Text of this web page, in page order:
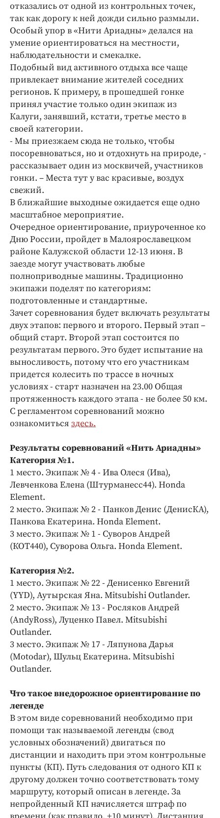
отказались от одной из контрольных точек,
так как дорогу к ней дожди сильно размыли.
Особый упор в «Нити Ариадны» делался на
умение ориентироваться на местности,
наблюдательности и смекалке.
Подобный вид активного отдыха все чаще
привлекает внимание жителей соседних
регионов. К примеру, в прошедшей гонке
принял участие только один экипаж из
Калуги, занявший, кстати, третье место в
своей категории.
- Мы приезжаем сюда не только, чтобы
посоревноваться, но и отдохнуть на природе, -
рассказывает один из москвичей, участников
гонки. – Места тут у вас красивые, воздух
свежий.
В ближайшие выходные ожидается еще одно
масштабное мероприятие.
Очередное ориентирование, приуроченное ко
Дню России, пройдет в Малоярославецком
районе Калужской области 12-13 июня. В
заезде могут участвовать любые
полноприводные машины. Традиционно
экипажи поделят по категориям:
подготовленные и стандартные.
Зачет соревнования будет включать результаты
двух этапов: первого и второго. Первый этап –
общий старт. Второй этап состоится по
результатам первого. Это будет испытание на
выносливость, потому что его участникам
придется колесить по трассе в ночных
условиях - старт назначен на 23.00 Общая
протяженность каждого этапа - не более 50 км.
С регламентом соревнований можно
ознакомиться здесь.
Результаты соревнований «Нить Ариадны»
Категория №1.
1 место. Экипаж № 4 - Ива Олеся (Ива),
Левченкова Елена (Штурманесс44). Honda
Element.
2 место. Экипаж № 2 - Панков Денис (ДенисКА),
Панкова Екатерина. Honda Element.
3 место. Экипаж № 1 - Суворов Андрей
(КОТ440), Суворова Ольга. Honda Element.
Категория №2.
1 место. Экипаж № 22 - Денисенко Евгений
(YYD), Аутырская Яна. Mitsubishi Outlander.
2 место. Экипаж № 13 - Росляков Андрей
(AndyRoss), Луценко Павел. Mitsubishi
Outlander.
3 место. Экипаж № 17 - Ляпунова Дарья
(Motodar), Шульц Екатерина. Mitsubishi
Outlander.
Что такое внедорожное ориентирование по
легенде
В этом виде соревнований необходимо при
помощи так называемой легенды (свод
условных обозначений) двигаться по
дистанции и находить при этом контрольные
пункты (КП). Путь следования от одного КП к
другому должен точно соответствовать тому
маршруту, который описан в легенде. За
непройденный КП начисляется штраф по